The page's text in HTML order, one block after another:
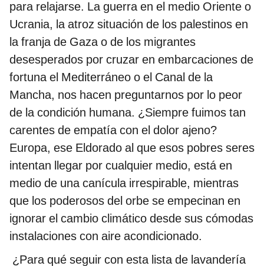
para relajarse. La guerra en el medio Oriente o
Ucrania, la atroz situación de los palestinos en
la franja de Gaza o de los migrantes
desesperados por cruzar en embarcaciones de
fortuna el Mediterráneo o el Canal de la
Mancha, nos hacen preguntarnos por lo peor
de la condición humana. ¿Siempre fuimos tan
carentes de empatía con el dolor ajeno?
Europa, ese Eldorado al que esos pobres seres
intentan llegar por cualquier medio, está en
medio de una canícula irrespirable, mientras
que los poderosos del orbe se empecinan en
ignorar el cambio climático desde sus cómodas
instalaciones con aire acondicionado.
¿Para qué seguir con esta lista de lavandería